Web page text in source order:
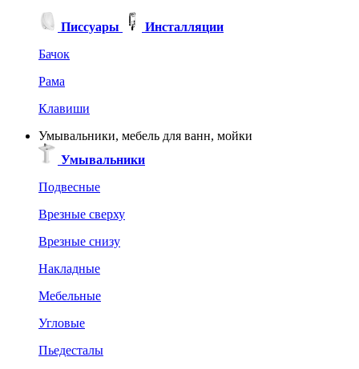
Писсуары
Инсталляции
Бачок
Рама
Клавиши
Умывальники, мебель для ванн, мойки
Умывальники
Подвесные
Врезные сверху
Врезные снизу
Накладные
Мебельные
Угловые
Пьедесталы